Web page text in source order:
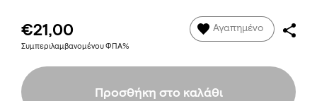
€21,00
Συμπεριλαμβανομένου ΦΠΑ%
Αγαπημένο
Προσθήκη στο καλάθι